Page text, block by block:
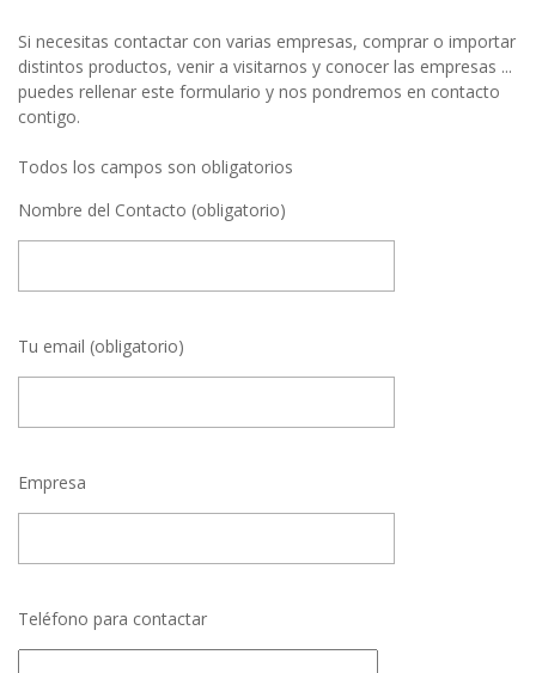
Si necesitas contactar con varias empresas, comprar o importar
distintos productos, venir a visitarnos y conocer las empresas ...
puedes rellenar este formulario y nos pondremos en contacto
contigo.
Todos los campos son obligatorios
Nombre del Contacto (obligatorio)
Tu email (obligatorio)
Empresa
Teléfono para contactar